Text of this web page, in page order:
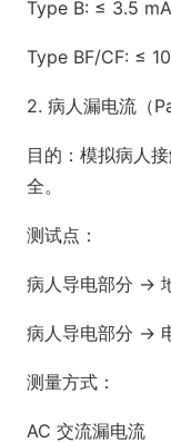
Type B: ≤ 3.5 mA
Type BF/CF: ≤
2. 病人漏电流（
目的：模拟病人
全。
测试点：
病人导电部分 →
病人导电部分 →
测量方式：
AC 交流漏电流